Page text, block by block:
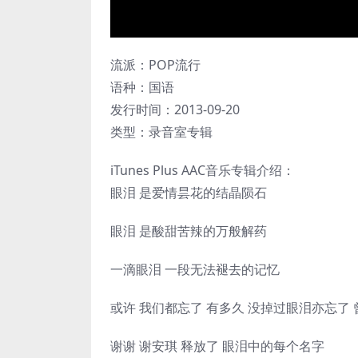
流派：POP流行
语种：国语
发行时间：2013-09-20
类型：录音室专辑
iTunes Plus AAC音乐专辑介绍：
眼泪 是爱情昙花的结晶陨石
眼泪 是酸甜苦辣的万般解药
一滴眼泪 一段无法褪去的记忆
或许 我们都忘了 有多久 没掉过眼泪亦忘了
谢谢 谢安琪 释放了 眼泪中的每个名字